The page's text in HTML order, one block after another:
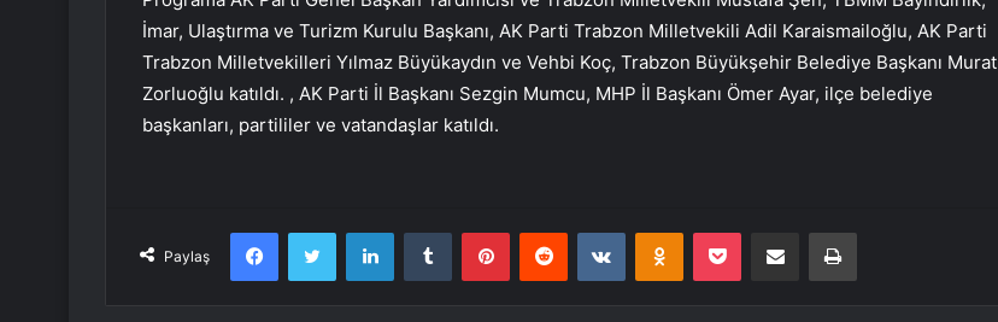
İmar, Ulaştırma ve Turizm Kurulu Başkanı, AK Parti Trabzon Milletvekili Adil Karaismailoğlu, AK Parti
Trabzon Milletvekilleri Yılmaz Büyükaydın ve Vehbi Koç, Trabzon Büyükşehir Belediye Başkanı Murat
Zorluoğlu katıldı. , AK Parti İl Başkanı Sezgin Mumcu, MHP İl Başkanı Ömer Ayar, ilçe belediye
başkanları, partililer ve vatandaşlar katıldı.
Paylaş
FacebookTwitter LinkedInTumblr PinterestReddit VKontakteOdnoklassniki
Pocket E-Posta ile paylaş Yazdır